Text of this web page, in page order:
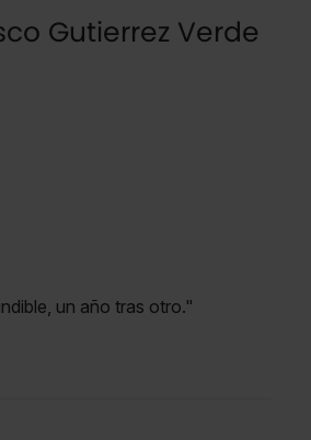
Gutierrez Verde
un año tras otro."